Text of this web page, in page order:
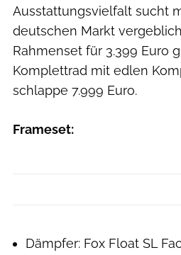
Ausstattungsvielfalt sucht
deutschen Markt
Rahmenset für 3.399 Euro
Komplettrad mit edlen
schlappe 7.999 Euro.
Frameset:
Dämpfer: Fox Float SL